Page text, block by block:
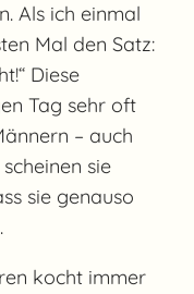
Als ich einmal
Mal den Satz:
Diese
Tag sehr oft
– auch
sie
sie genauso
kocht immer